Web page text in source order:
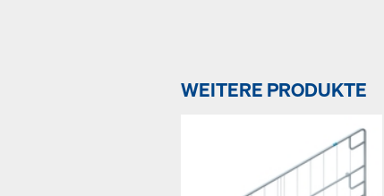
WEITERE PRODUKTE